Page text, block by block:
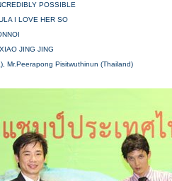
POSSIBLE
I LOVE HER SO
JING JING
Mr.Peerapong Pisitwuthinun (Thailand)